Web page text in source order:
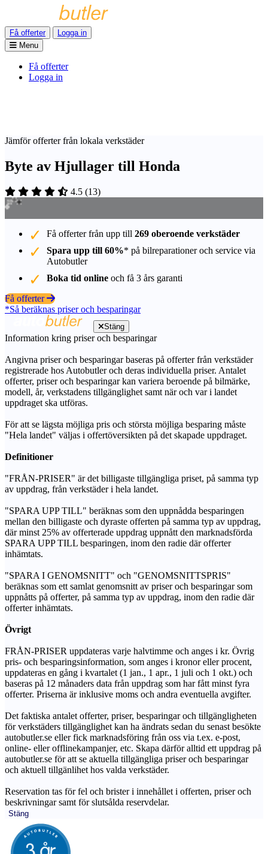
Få offerter
Logga in
Menu
Få offerter
Logga in
Jämför offerter från lokala verkstäder
Byte av Hjullager till Honda
4.5 (13)
Få offerter från upp till 269 oberoende verkstäder
Spara upp till 60%* på bilreparationer och service via
Autobutler
Boka tid online och få 3 års garanti
Få offerter
*Så beräknas priser och besparingar
Stäng
Information kring priser och besparingar
Angivna priser och besparingar baseras på offerter från verkstäder
registrerade hos Autobutler och deras individuella priser. Antalet
offerter, priser och besparingar kan variera beroende på bilmärke,
modell, år, verkstadens tillgänglighet samt när och var i landet
uppdraget ska utföras.
För att se lägsta möjliga pris och största möjliga besparing måste
"Hela landet" väljas i offertöversikten på det skapade uppdraget.
Definitioner
"FRÅN-PRISER" är det billigaste tillgängliga priset, på samma typ
av uppdrag, från verkstäder i hela landet.
"SPARA UPP TILL" beräknas som den uppnådda besparingen
mellan den billigaste och dyraste offerten på samma typ av uppdrag,
där minst 25% av offerterade uppdrag uppnått den marknadsförda
SPARA UPP TILL besparingen, inom den radie där offerter
inhämtats.
"SPARA I GENOMSNITT" och "GENOMSNITTSPRIS"
beräknas som ett samlat genomsnitt av priser och besparingar som
uppnåtts på offerter, på samma typ av uppdrag, inom den radie där
offerter inhämtats.
Övrigt
FRÅN-PRISER uppdateras varje halvtimme och anges i kr. Övrig
pris- och besparingsinformation, som anges i kronor eller procent,
uppdateras en gång i kvartalet (1 jan., 1 apr., 1 juli och 1 okt.) och
baseras på 12 månaders data från uppdrag som har fått minst fyra
offerter. Priserna är inklusive moms och andra eventuella avgifter.
Det faktiska antalet offerter, priser, besparingar och tillgängligheten
för verkstäders tillgänglighet kan ha ändrats sedan du senast besökte
autobutler.se eller fick marknadsföring från oss via t.ex. e-post,
online- eller offlinekampanjer, etc. Skapa därför alltid ett uppdrag på
autobutler.se för att se aktuella tillgängliga priser och besparingar
och aktuell tillgänlihet hos valda verkstäder.
Reservation tas för fel och brister i innehållet i offerten, priser och
beskrivningar samt för slutsålda reservdelar.
Stäng